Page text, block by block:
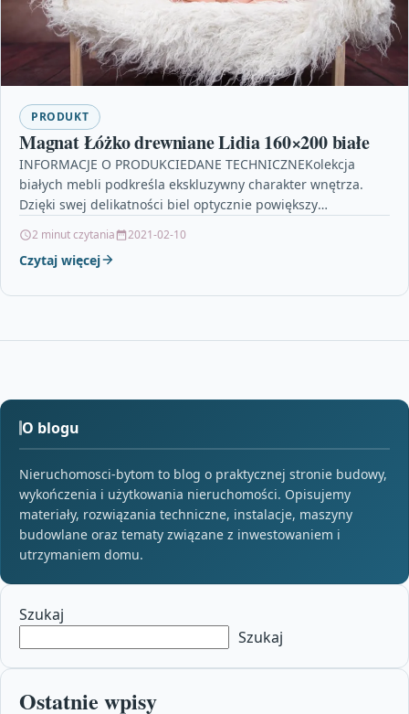
PRODUKT
Magnat Łóżko drewniane Lidia 160×200 białe
INFORMACJE O PRODUKCIEDANE TECHNICZNEKolekcja
białych mebli podkreśla ekskluzywny charakter wnętrza.
Dzięki swej delikatności biel optycznie powiększy
naturalnego…
2 minut czytania 2021-02-10
Czytaj więcej
O blogu
Nieruchomosci-bytom to blog o praktycznej stronie budowy,
wykończenia i użytkowania nieruchomości. Opisujemy
materiały, rozwiązania techniczne, instalacje, maszyny
budowlane oraz tematy związane z inwestowaniem i
utrzymaniem domu.
Szukaj
Szukaj
Ostatnie wpisy